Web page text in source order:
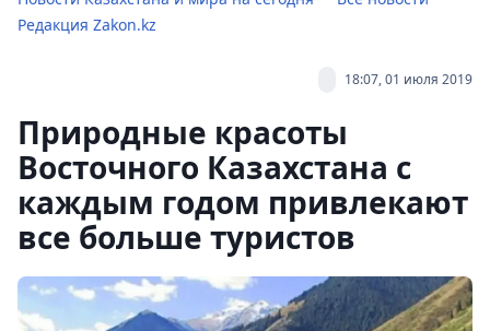
Редакция Zakon.kz
18:07, 01 июля 2019
Природные красоты
Восточного Казахстана с
каждым годом привлекают
все больше туристов